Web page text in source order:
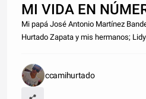
MI VIDA EN
Mi papá José Antonio Martínez
Hurtado Zapata y mis hermanos;
ccamihurtado